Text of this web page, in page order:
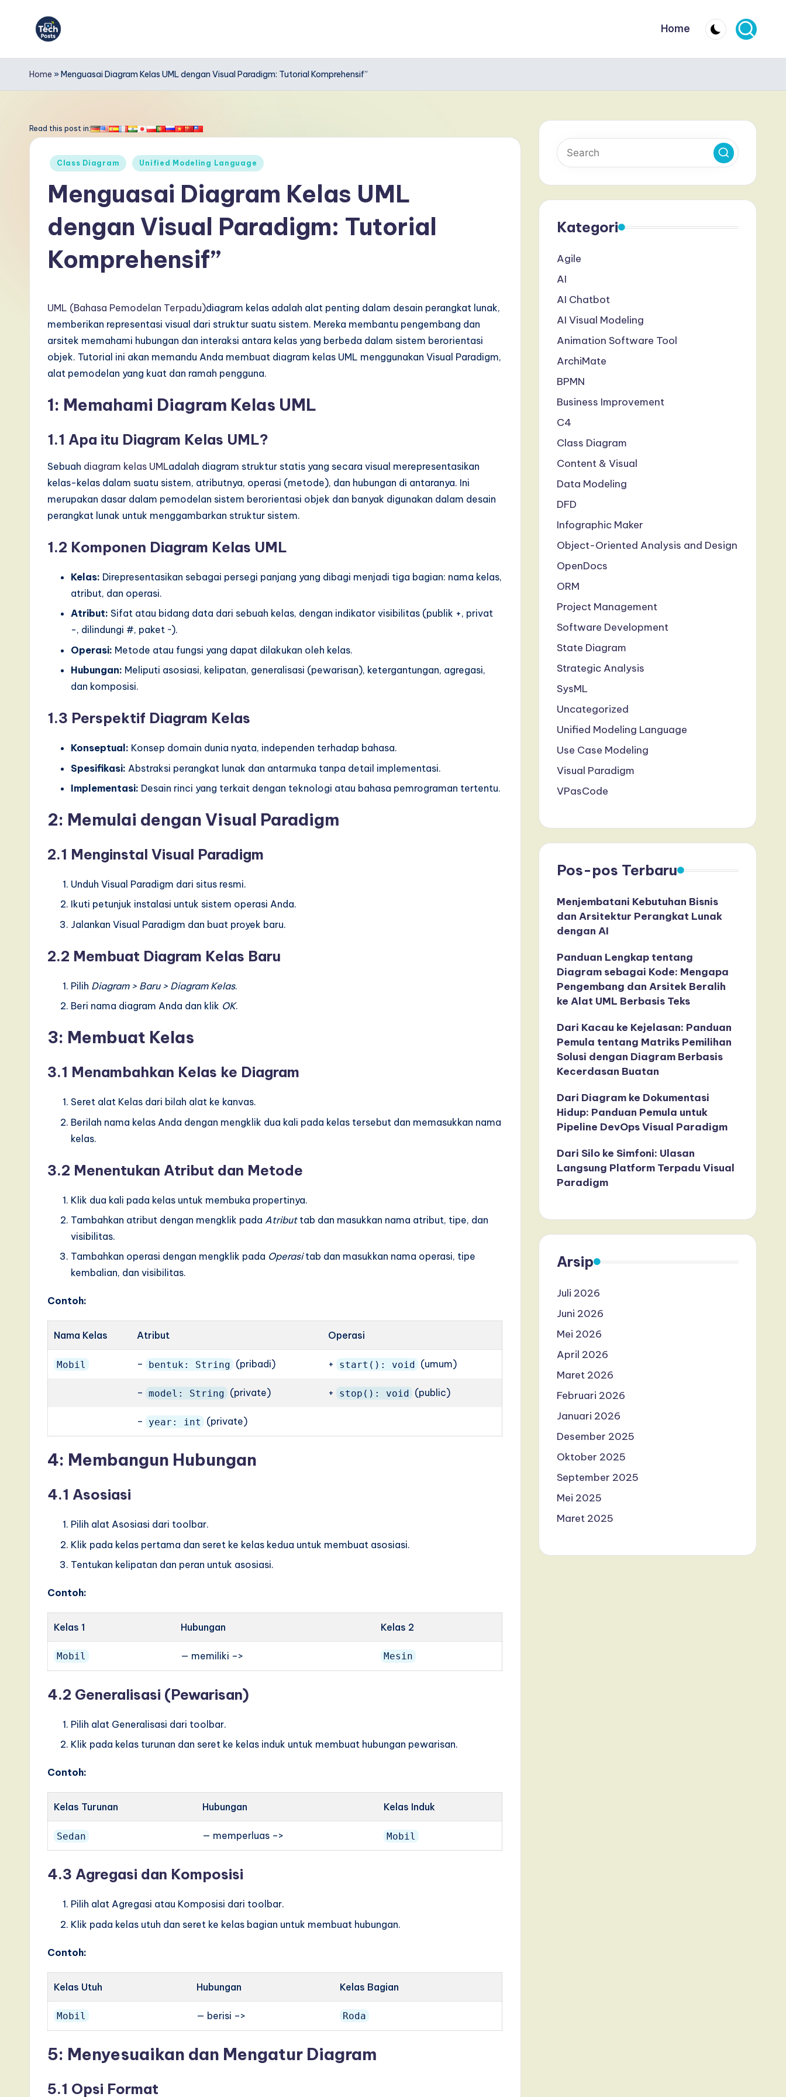
T
e
h
A
ft
Home
Home » Menguasai Diagram Kelas UML dengan Visual Paradigm: Tutorial Komprehensif”
Read this post in:
Posted
Class Diagram Unified Modeling Language
Menguasai Diagram Kelas UML
dengan Visual Paradigm: Tutorial
Komprehensif”
UML (Bahasa Pemodelan Terpadu)diagram kelas adalah alat penting dalam desain perangkat lunak,
memberikan representasi visual dari struktur suatu sistem. Mereka membantu pengembang dan
arsitek memahami hubungan dan interaksi antara kelas yang berbeda dalam sistem berorientasi
objek. Tutorial ini akan memandu Anda membuat diagram kelas UML menggunakan Visual Paradigm,
alat pemodelan yang kuat dan ramah pengguna.
1: Memahami Diagram Kelas UML
1.1 Apa itu Diagram Kelas UML?
Sebuah diagram kelas UMLadalah diagram struktur statis yang secara visual merepresentasikan
kelas-kelas dalam suatu sistem, atributnya, operasi (metode), dan hubungan di antaranya. Ini
merupakan dasar dalam pemodelan sistem berorientasi objek dan banyak digunakan dalam desain
perangkat lunak untuk menggambarkan struktur sistem.
1.2 Komponen Diagram Kelas UML
Kelas: Direpresentasikan sebagai persegi panjang yang dibagi menjadi tiga bagian: nama kelas,
atribut, dan operasi.
Atribut: Sifat atau bidang data dari sebuah kelas, dengan indikator visibilitas (publik +, privat
-, dilindungi #, paket ~).
Operasi: Metode atau fungsi yang dapat dilakukan oleh kelas.
Hubungan: Meliputi asosiasi, kelipatan, generalisasi (pewarisan), ketergantungan, agregasi,
dan komposisi.
1.3 Perspektif Diagram Kelas
Konseptual: Konsep domain dunia nyata, independen terhadap bahasa.
Spesifikasi: Abstraksi perangkat lunak dan antarmuka tanpa detail implementasi.
Implementasi: Desain rinci yang terkait dengan teknologi atau bahasa pemrograman tertentu.
2: Memulai dengan Visual Paradigm
2.1 Menginstal Visual Paradigm
Unduh Visual Paradigm dari situs resmi.
Ikuti petunjuk instalasi untuk sistem operasi Anda.
Jalankan Visual Paradigm dan buat proyek baru.
2.2 Membuat Diagram Kelas Baru
Pilih Diagram > Baru > Diagram Kelas.
Beri nama diagram Anda dan klik OK.
3: Membuat Kelas
3.1 Menambahkan Kelas ke Diagram
Seret alat Kelas dari bilah alat ke kanvas.
Berilah nama kelas Anda dengan mengklik dua kali pada kelas tersebut dan memasukkan nama
kelas.
3.2 Menentukan Atribut dan Metode
Klik dua kali pada kelas untuk membuka propertinya.
Tambahkan atribut dengan mengklik pada Atributtab dan masukkan nama atribut, tipe, dan
visibilitas.
Tambahkan operasi dengan mengklik pada Operasitab dan masukkan nama operasi, tipe
kembalian, dan visibilitas.
Contoh:
Nama Kelas Atribut Operasi
Mobil – bentuk: String (pribadi) + start(): void (umum)
– model: String (private) + stop(): void (public)
– year: int (private)
4: Membangun Hubungan
4.1 Asosiasi
Pilih alat Asosiasi dari toolbar.
Klik pada kelas pertama dan seret ke kelas kedua untuk membuat asosiasi.
Tentukan kelipatan dan peran untuk asosiasi.
Contoh:
Kelas 1 Hubungan Kelas 2
Mobil — memiliki –> Mesin
4.2 Generalisasi (Pewarisan)
Pilih alat Generalisasi dari toolbar.
Klik pada kelas turunan dan seret ke kelas induk untuk membuat hubungan pewarisan.
Contoh:
Kelas Turunan Hubungan Kelas Induk
Sedan — memperluas –> Mobil
4.3 Agregasi dan Komposisi
Pilih alat Agregasi atau Komposisi dari toolbar.
Klik pada kelas utuh dan seret ke kelas bagian untuk membuat hubungan.
Contoh:
Kelas Utuh Hubungan Kelas Bagian
Mobil — berisi –> Roda
5: Menyesuaikan dan Mengatur Diagram
5.1 Opsi Format
Kategori
Agile
AI
AI Chatbot
AI Visual Modeling
Animation Software Tool
ArchiMate
BPMN
Business Improvement
C4
Class Diagram
Content & Visual
Data Modeling
DFD
Infographic Maker
Object-Oriented Analysis and Design
OpenDocs
ORM
Project Management
Software Development
State Diagram
Strategic Analysis
SysML
Uncategorized
Unified Modeling Language
Use Case Modeling
Visual Paradigm
VPasCode
Pos-pos Terbaru
Menjembatani Kebutuhan Bisnis
dan Arsitektur Perangkat Lunak
dengan AI
Panduan Lengkap tentang
Diagram sebagai Kode: Mengapa
Pengembang dan Arsitek Beralih
ke Alat UML Berbasis Teks
Dari Kacau ke Kejelasan: Panduan
Pemula tentang Matriks Pemilihan
Solusi dengan Diagram Berbasis
Kecerdasan Buatan
Dari Diagram ke Dokumentasi
Hidup: Panduan Pemula untuk
Pipeline DevOps Visual Paradigm
Dari Silo ke Simfoni: Ulasan
Langsung Platform Terpadu Visual
Paradigm
Arsip
Juli 2026
Juni 2026
Mei 2026
April 2026
Maret 2026
Februari 2026
Januari 2026
Desember 2025
Oktober 2025
September 2025
Mei 2025
Maret 2025